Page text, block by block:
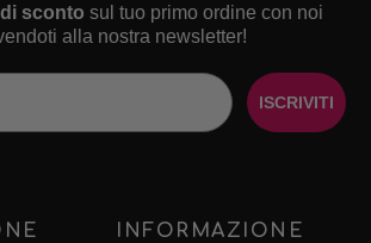
sconto sul tuo primo ordine con noi
alla nostra newsletter!
ISCRIVITI
INFORMAZIONE